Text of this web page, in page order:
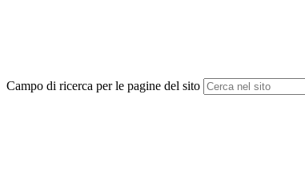
Campo di ricerca per le pagine del sito